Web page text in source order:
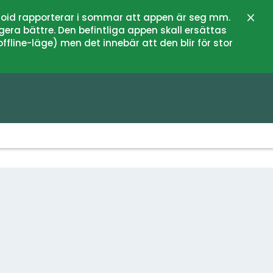
rapporterar i sommar att appen är seg mm.
bättre. Den befintliga appen skall ersättas
läge) men det innebär att den blir för stor